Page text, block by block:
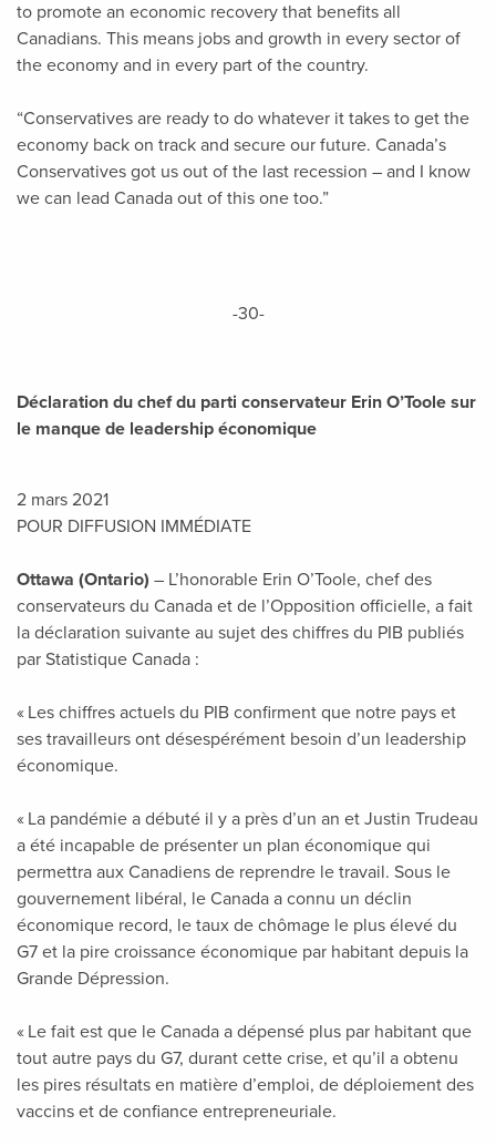
to promote an economic recovery that benefits all
Canadians. This means jobs and growth in every sector of
the economy and in every part of the country.
“Conservatives are ready to do whatever it takes to get the
economy back on track and secure our future. Canada’s
Conservatives got us out of the last recession – and I know
we can lead Canada out of this one too.”
-30-
Déclaration du chef du parti conservateur Erin O’Toole sur
le manque de leadership économique
2 mars 2021
POUR DIFFUSION IMMÉDIATE
Ottawa (Ontario) – L’honorable Erin O’Toole, chef des
conservateurs du Canada et de l’Opposition officielle, a fait
la déclaration suivante au sujet des chiffres du PIB publiés
par Statistique Canada :
« Les chiffres actuels du PIB confirment que notre pays et
ses travailleurs ont désespérément besoin d’un leadership
économique.
« La pandémie a débuté il y a près d’un an et Justin Trudeau
a été incapable de présenter un plan économique qui
permettra aux Canadiens de reprendre le travail. Sous le
gouvernement libéral, le Canada a connu un déclin
économique record, le taux de chômage le plus élevé du
G7 et la pire croissance économique par habitant depuis la
Grande Dépression.
« Le fait est que le Canada a dépensé plus par habitant que
tout autre pays du G7, durant cette crise, et qu’il a obtenu
les pires résultats en matière d’emploi, de déploiement des
vaccins et de confiance entrepreneuriale.